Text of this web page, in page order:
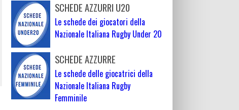
SCHEDE AZZURRI U20
Le schede dei giocatori della
Nazionale Italiana Rugby Under 20
SCHEDE AZZURRE
Le schede delle giocatrici della
Nazionale Italiana Rugby
Femminile